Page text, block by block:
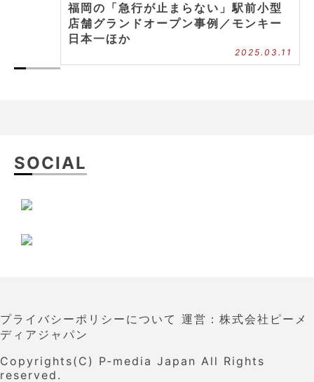
福岡の「急行が止まらない」駅前小型
店舗グランドオープン事例／モンキー
日本一ほか
2025.03.11
SOCIAL
プライバシーポリシーについて 運営：株式会社ピーメ
ディアジャパン
Copyrights(C) P-media Japan All Rights
reserved.